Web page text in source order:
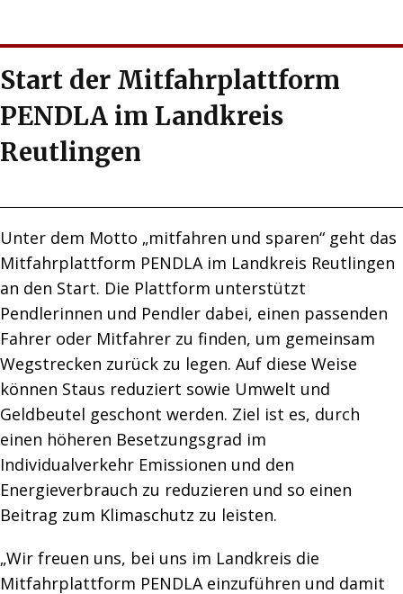
Start der Mitfahrplattform
PENDLA im Landkreis
Reutlingen
Unter dem Motto „mitfahren und sparen“ geht das
Mitfahrplattform PENDLA im Landkreis Reutlingen
an den Start. Die Plattform unterstützt
Pendlerinnen und Pendler dabei, einen passenden
Fahrer oder Mitfahrer zu finden, um gemeinsam
Wegstrecken zurück zu legen. Auf diese Weise
können Staus reduziert sowie Umwelt und
Geldbeutel geschont werden. Ziel ist es, durch
einen höheren Besetzungsgrad im
Individualverkehr Emissionen und den
Energieverbrauch zu reduzieren und so einen
Beitrag zum Klimaschutz zu leisten.
„Wir freuen uns, bei uns im Landkreis die
Mitfahrplattform PENDLA einzuführen und damit